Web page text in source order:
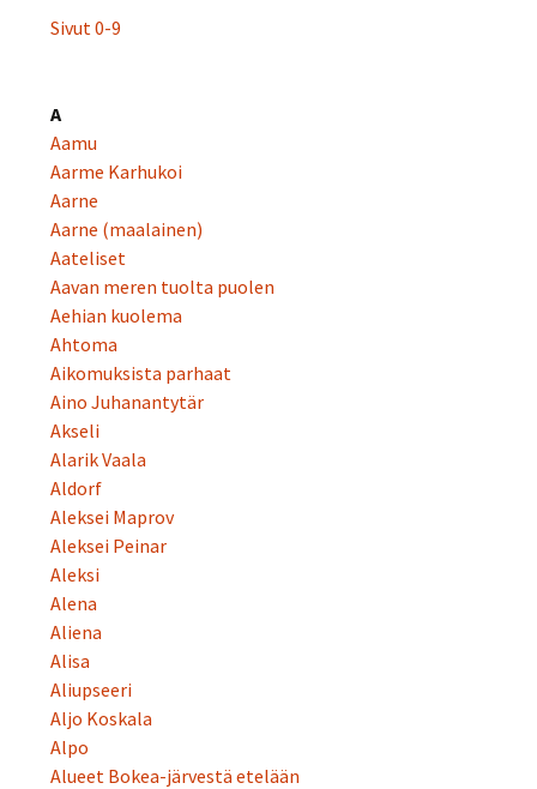
Sivut 0-9
A
Aamu
Aarme Karhukoi
Aarne
Aarne (maalainen)
Aateliset
Aavan meren tuolta puolen
Aehian kuolema
Ahtoma
Aikomuksista parhaat
Aino Juhanantytär
Akseli
Alarik Vaala
Aldorf
Aleksei Maprov
Aleksei Peinar
Aleksi
Alena
Aliena
Alisa
Aliupseeri
Aljo Koskala
Alpo
Alueet Bokea-järvestä etelään